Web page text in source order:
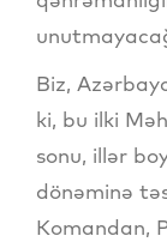
Biz,
ki, bu ilki
sonu, illər
dönəminə
Komandan,